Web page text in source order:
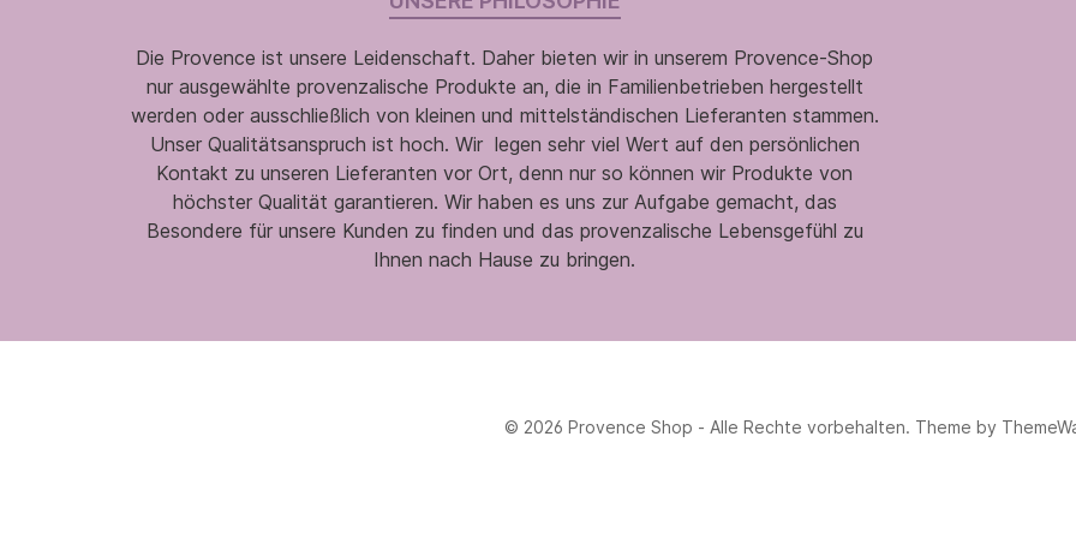
Die Provence ist unsere Leidenschaft. Daher bieten wir in unserem Provence-Shop
nur ausgewählte provenzalische Produkte an, die in Familienbetrieben hergestellt
werden oder ausschließlich von kleinen und mittelständischen Lieferanten stammen.
Unser Qualitätsanspruch ist hoch. Wir legen sehr viel Wert auf den persönlichen
Kontakt zu unseren Lieferanten vor Ort, denn nur so können wir Produkte von
höchster Qualität garantieren. Wir haben es uns zur Aufgabe gemacht, das
Besondere für unsere Kunden zu finden und das provenzalische Lebensgefühl zu
Ihnen nach Hause zu bringen.
© 2026 Provence Shop - Alle Rechte vorbehalten. Theme by